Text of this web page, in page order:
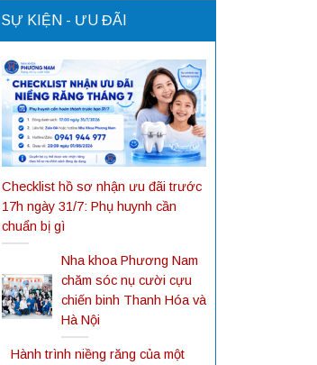
SỰ KIỆN - ƯU ĐÃI
Checklist hồ sơ nhận ưu đãi trước
17h ngày 31/7: Phụ huynh cần
chuẩn bị gì
Nha khoa Phương Nam
chăm sóc nụ cười cựu
chiến binh Thanh Hóa và
Hà Nội
Hành trình niềng răng của một